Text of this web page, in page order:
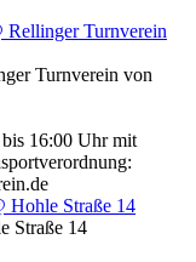
Rellinger Turnverein
Turnverein von
16:00 Uhr mit
Hohle Straße 14
Straße 14